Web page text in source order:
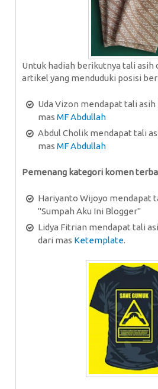
Untuk hadiah berikutnya tali asih
artikel yang menduduki posisi
Uda Vizon mendapat tali asih
mas MF Abdullah
Abdul Cholik mendapat tali
mas MF Abdullah
Pemenang kategori komen
Hariyanto Wijoyo mendapat
"Sumpah Aku Ini Blogger"
Lidya Fitrian mendapat tali
dari mas Ketemplate.